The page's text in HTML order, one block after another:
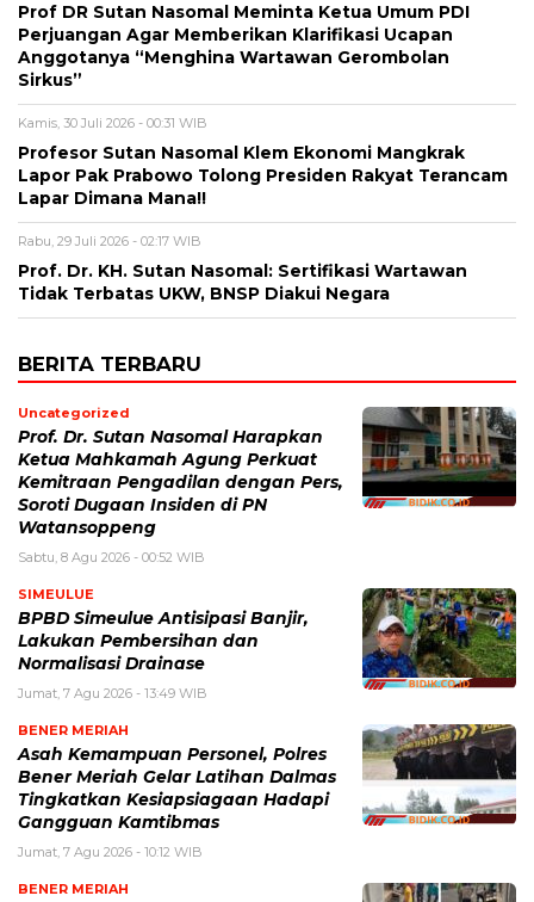
Prof DR Sutan Nasomal Meminta Ketua Umum PDI
Perjuangan Agar Memberikan Klarifikasi Ucapan
Anggotanya “Menghina Wartawan Gerombolan
Sirkus”
Kamis, 30 Juli 2026 - 00:31 WIB
Profesor Sutan Nasomal Klem Ekonomi Mangkrak
Lapor Pak Prabowo Tolong Presiden Rakyat Terancam
Lapar Dimana Mana!!
Rabu, 29 Juli 2026 - 02:17 WIB
Prof. Dr. KH. Sutan Nasomal: Sertifikasi Wartawan
Tidak Terbatas UKW, BNSP Diakui Negara
BERITA TERBARU
Uncategorized
Prof. Dr. Sutan Nasomal Harapkan
Ketua Mahkamah Agung Perkuat
Kemitraan Pengadilan dengan Pers,
Soroti Dugaan Insiden di PN
Watansoppeng
Sabtu, 8 Agu 2026 - 00:52 WIB
SIMEULUE
BPBD Simeulue Antisipasi Banjir,
Lakukan Pembersihan dan
Normalisasi Drainase
Jumat, 7 Agu 2026 - 13:49 WIB
BENER MERIAH
Asah Kemampuan Personel, Polres
Bener Meriah Gelar Latihan Dalmas
Tingkatkan Kesiapsiagaan Hadapi
Gangguan Kamtibmas
Jumat, 7 Agu 2026 - 10:12 WIB
BENER MERIAH